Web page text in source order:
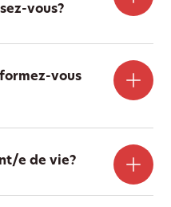
vous?
vous
e de vie?